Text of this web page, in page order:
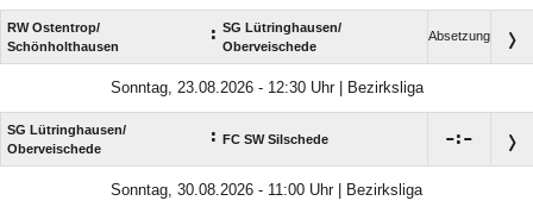
RW Ostentrop/​
Schönholthausen
: SG Lütringhausen/​
Oberveischede
Absetzung
Sonntag, 23.08.2026 - 12:30 Uhr | Bezirksliga
SG Lütringhausen/​
Oberveischede
: FC SW Silschede :
Sonntag, 30.08.2026 - 11:00 Uhr | Bezirksliga